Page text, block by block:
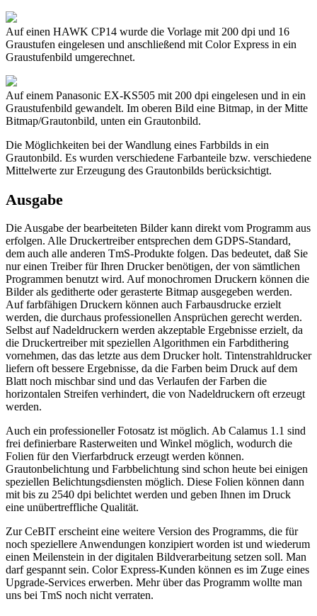
Auf einen HAWK CP14 wurde die Vorlage mit 200 dpi und 16
Graustufen eingelesen und anschließend mit Color Express in ein
Graustufenbild umgerechnet.
Auf einem Panasonic EX-KS505 mit 200 dpi eingelesen und in ein
Graustufenbild gewandelt. Im oberen Bild eine Bitmap, in der Mitte
Bitmap/Grautonbild, unten ein Grautonbild.
Die Möglichkeiten bei der Wandlung eines Farbbilds in ein
Grautonbild. Es wurden verschiedene Farbanteile bzw. verschiedene
Mittelwerte zur Erzeugung des Grautonbilds berücksichtigt.
Ausgabe
Die Ausgabe der bearbeiteten Bilder kann direkt vom Programm aus
erfolgen. Alle Druckertreiber entsprechen dem GDPS-Standard,
dem auch alle anderen TmS-Produkte folgen. Das bedeutet, daß Sie
nur einen Treiber für Ihren Drucker benötigen, der von sämtlichen
Programmen benutzt wird. Auf monochromen Druckern können die
Bilder als geditherte oder gerasterte Bitmap ausgegeben werden.
Auf farbfähigen Druckern können auch Farbausdrucke erzielt
werden, die durchaus professionellen Ansprüchen gerecht werden.
Selbst auf Nadeldruckern werden akzeptable Ergebnisse erzielt, da
die Druckertreiber mit speziellen Algorithmen ein Farbdithering
vornehmen, das das letzte aus dem Drucker holt. Tintenstrahldrucker
liefern oft bessere Ergebnisse, da die Farben beim Druck auf dem
Blatt noch mischbar sind und das Verlaufen der Farben die
horizontalen Streifen verhindert, die von Nadeldruckern oft erzeugt
werden.
Auch ein professioneller Fotosatz ist möglich. Ab Calamus 1.1 sind
frei definierbare Rasterweiten und Winkel möglich, wodurch die
Folien für den Vierfarbdruck erzeugt werden können.
Grautonbelichtung und Farbbelichtung sind schon heute bei einigen
speziellen Belichtungsdiensten möglich. Diese Folien können dann
mit bis zu 2540 dpi belichtet werden und geben Ihnen im Druck
eine unübertreffliche Qualität.
Zur CeBIT erscheint eine weitere Version des Programms, die für
noch speziellere Anwendungen konzipiert worden ist und wiederum
einen Meilenstein in der digitalen Bildverarbeitung setzen soll. Man
darf gespannt sein. Color Express-Kunden können es im Zuge eines
Upgrade-Services erwerben. Mehr über das Programm wollte man
uns bei TmS noch nicht verraten.